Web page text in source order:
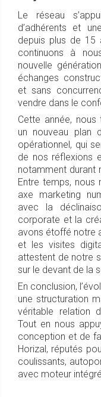
Le réseau
d’adhérents et
depuis plus de 15
continuons à
nouvelle
échanges
et sans
vendre dans le
Cette année,
un nouveau plan
opérationnel, qui
de nos réflexions
notamment durant
Entre temps, nous
axe marketing
avec la
corporate et la
avons étoffé notre
et les visites
attestent de notre
sur le devant de la
En conclusion,
une structuration
véritable relation
Tout en nous
conception et de
Horizal, réputés
coulissants,
avec moteur